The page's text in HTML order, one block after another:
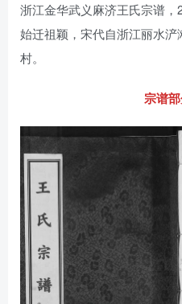
浙江金华武义麻济王氏宗谱，
始迁祖颖，宋代自浙江丽水
村。
宗谱